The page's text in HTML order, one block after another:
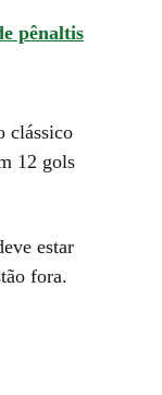
pênaltis
clássico
12 gols
estar
fora.